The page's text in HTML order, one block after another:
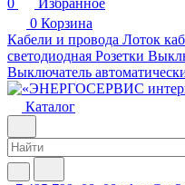
0
Избранное
0 Корзина
Кабели и провода Лоток
светодиодная Розетки
Выключатель
Каталог